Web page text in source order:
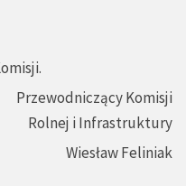
Przewodniczący Komisji
Rolnej i Infrastruktury
Wiesław Feliniak